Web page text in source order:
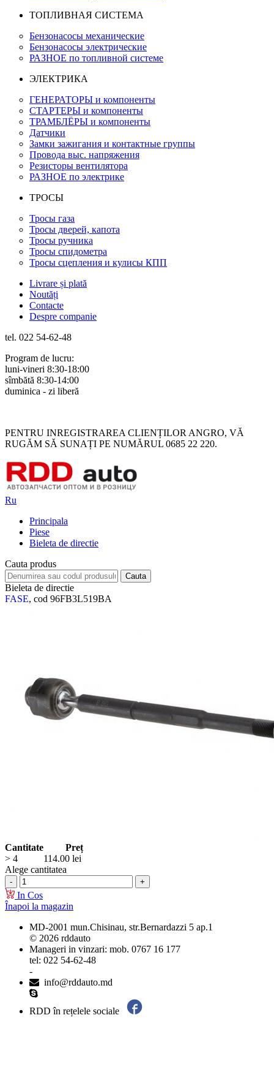
ТОПЛИВНАЯ СИСТЕМА
Бензонасосы механические
Бензонасосы электрические
РАЗНОЕ по топливной системе
ЭЛЕКТРИКА
ГЕНЕРАТОРЫ и компоненты
СТАРТЕРЫ и компоненты
ТРАМБЛЁРЫ и компоненты
Датчики
Замки зажигания и контактные группы
Провода выс. напряжения
Резисторы вентилятора
РАЗНОЕ по электрике
ТРОСЫ
Тросы газа
Тросы дверей, капота
Тросы ручника
Тросы спидометра
Тросы сцепления и кулисы КПП
Livrare și plată
Noutăți
Contacte
Despre companie
tel. 022 54-62-48
Program de lucru:
luni-vineri 8:30-18:00
sîmbătă 8:30-14:00
duminica - zi liberă
PENTRU INREGISTRAREA CLIENȚILOR ANGRO, VĂ
RUGĂM SĂ SUNAȚI PE NUMĂRUL 0685 22 220.
Ru
Principala
Piese
Bieleta de directie
Cauta produs
Bieleta de directie
FASE, cod 96FB3L519BA
Cantitate
Preț
> 4
114.00 lei
Alege cantitatea
In Cos
Înapoi la magazin
MD-2001 mun.Chisinau, str.Bernardazzi 5 ap.1
© 2026 rddauto
Manageri in vinzari: mob. 0767 16 177
tel: 022 54-62-48
-
info@rddauto.md
RDD în rețelele sociale